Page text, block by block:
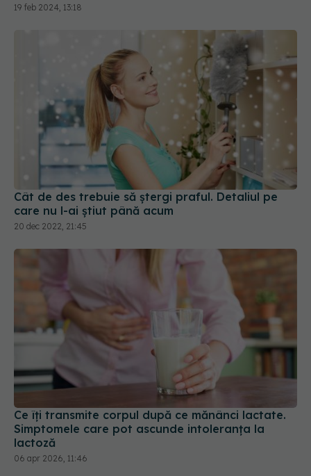
19 feb 2024, 13:18
Cât de des trebuie să ștergi praful. Detaliul pe
care nu l-ai știut până acum
20 dec 2022, 21:45
Ce îți transmite corpul după ce mănânci lactate.
Simptomele care pot ascunde intoleranța la
lactoză
06 apr 2026, 11:46